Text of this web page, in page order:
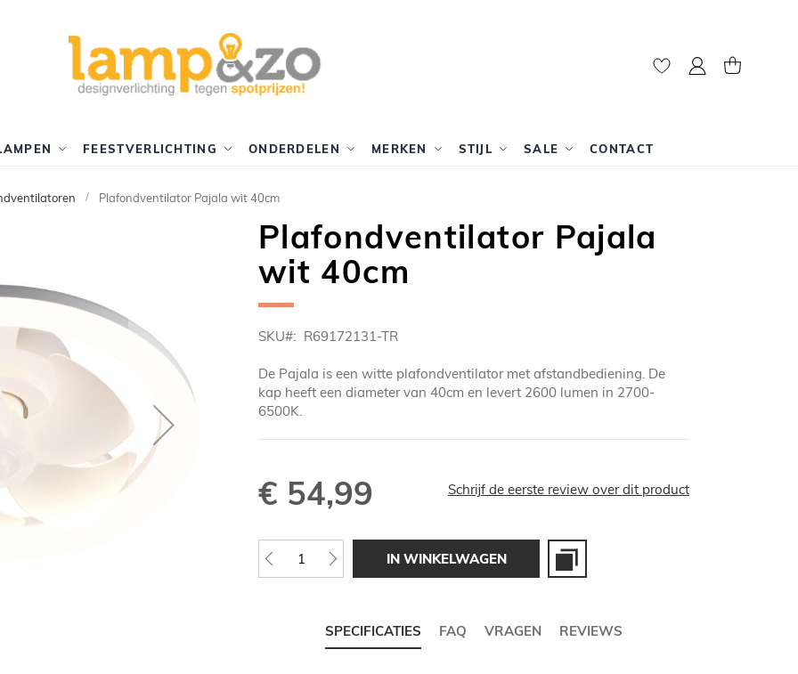
Mijn account
FEESTVERLICHTING ONDERDELEN MERKEN STIJL SALE CONTACT
Plafondventilator Pajala wit 40cm
Plafondventilator Pajala
wit 40cm
SKU R69172131-TR
De Pajala is een witte plafondventilator met afstandbediening. De
kap heeft een diameter van 40cm en levert 2600 lumen in 2700-
6500K.
€ 54,99 Schrijf de eerste review over dit product
IN WINKELWAGEN
SPECIFICATIES FAQ VRAGEN REVIEWS